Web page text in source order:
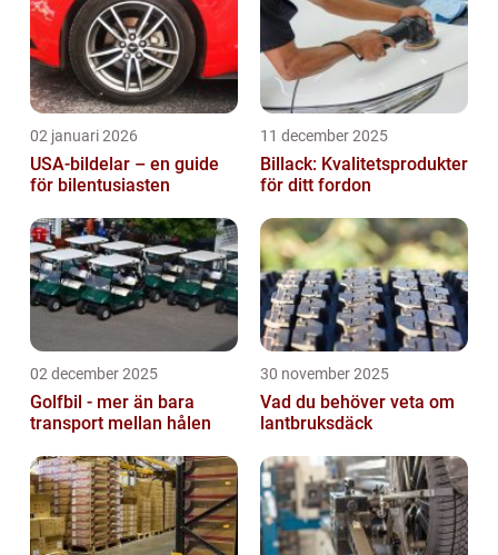
02 januari 2026
USA-bildelar – en guide
för bilentusiasten
11 december 2025
Billack: Kvalitetsprodukter
för ditt fordon
02 december 2025
Golfbil - mer än bara
transport mellan hålen
30 november 2025
Vad du behöver veta om
lantbruksdäck